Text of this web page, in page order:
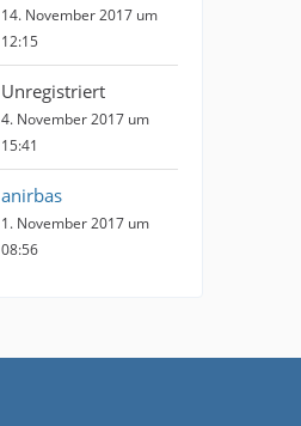
14. November 2017 um
12:15
Unregistriert
4. November 2017 um
15:41
anirbas
1. November 2017 um
08:56